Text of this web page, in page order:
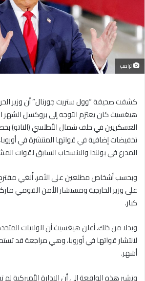
ترامب
كشفت صحيفة “وول ستريت جورنال” أن وزير
هيغسيث كان يعتزم التوجه إلى بروكسل الشهر
العسكريين في حلف شمال الأطلسي (الناتو)
تخفيضات إضافية في قواتها المنتشرة في أوروبا،
المدرع في بولندا والانسحاب السابق لقوات
وبحسب أشخاص مطلعين على الأمر، أُلغي
على وزير الخارجية ومستشار الأمن القومي
كبار.
وبدلا من ذلك، أعلن هيغسيث أن الولايات
لانتشار قواتها في أوروبا، وهي مراجعة قد
أشهر.
وتشير هذه الواقعة إلى أن الإدارة الأميركية